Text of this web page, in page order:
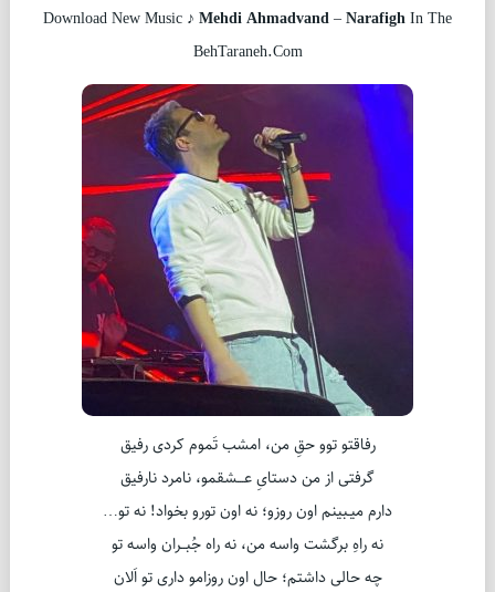
Download New Music ♪ Mehdi Ahmadvand–NarafighIn The
BehTaraneh.Com
رفاقتو توو حقِ من، امشب تَموم کردی رفیق
گرفتی از من دستایِ عـــشقمو، نامرد نارفیق
دارم میـبینم اون روزو؛ نه اون تورو بخواد! نه تو…
نه راهِ برگشت واسه من، نه راه جُبــران واسه تو
چه حالی داشتم؛ حال اون روزامو داری تو اَلان